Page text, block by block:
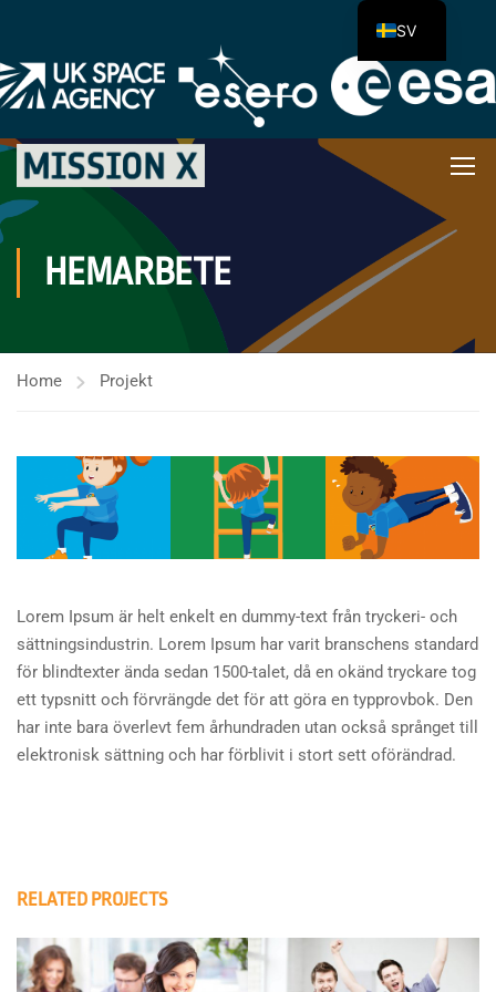
HEMARBETE
Home Projekt
Lorem Ipsum är helt enkelt en dummy-text från tryckeri- och
sättningsindustrin. Lorem Ipsum har varit branschens standard
för blindtexter ända sedan 1500-talet, då en okänd tryckare tog
ett typsnitt och förvrängde det för att göra en typprovbok. Den
har inte bara överlevt fem århundraden utan också språnget till
elektronisk sättning och har förblivit i stort sett oförändrad.
RELATED PROJECTS
SV